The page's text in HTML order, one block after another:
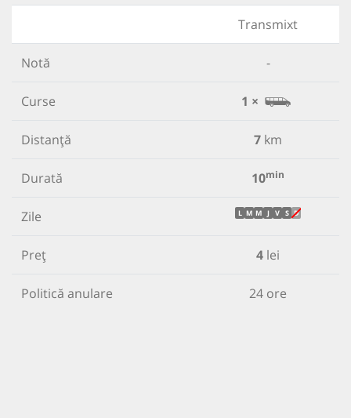
Transmixt
Notă -
Curse 1 ×
Distanță 7 km
Durată 10min
Zile L M M J V S D
Preț 4 lei
Politică anulare 24 ore